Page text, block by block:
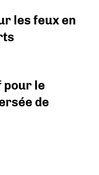
les feux en
pour le
de